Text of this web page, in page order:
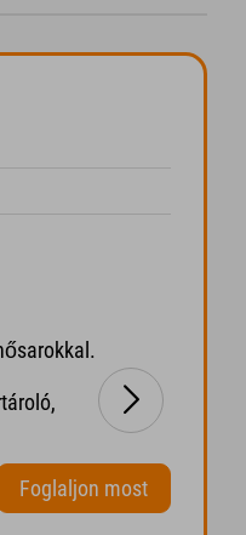
Foglaljon most